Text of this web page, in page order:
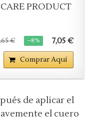
PRODUCT
€ −8% 7,05 €
Comprar Aquí
de aplicar el
el cuero